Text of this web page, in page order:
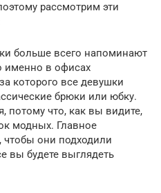
рассмотрим эти
больше всего напоминают
именно в офисах
которого все девушки
брюки или юбку.
потому что, как вы видите,
модных. Главное
чтобы они подходили
вы будете выглядеть